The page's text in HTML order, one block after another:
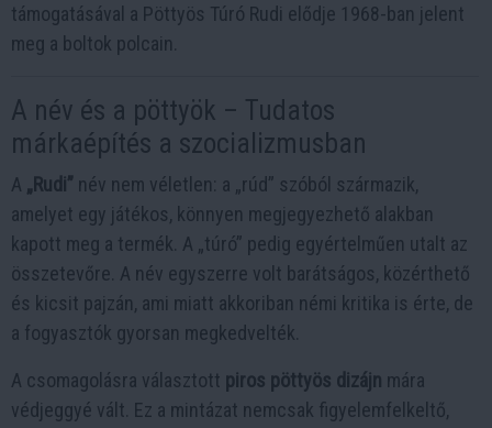
támogatásával a Pöttyös Túró Rudi elődje 1968-ban jelent
meg a boltok polcain.
A név és a pöttyök – Tudatos
márkaépítés a szocializmusban
A „Rudi” név nem véletlen: a „rúd” szóból származik,
amelyet egy játékos, könnyen megjegyezhető alakban
kapott meg a termék. A „túró” pedig egyértelműen utalt az
összetevőre. A név egyszerre volt barátságos, közérthető
és kicsit pajzán, ami miatt akkoriban némi kritika is érte, de
a fogyasztók gyorsan megkedvelték.
A csomagolásra választott piros pöttyös dizájn mára
védjeggyé vált. Ez a mintázat nemcsak figyelemfelkeltő,